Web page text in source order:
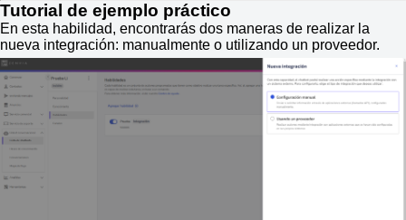
Tutorial de ejemplo práctico
En esta habilidad, encontrarás dos maneras de realizar la
nueva integración: manualmente o utilizando un proveedor.